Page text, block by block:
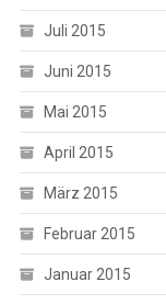
Juli 2015
Juni 2015
Mai 2015
April 2015
März 2015
Februar 2015
Januar 2015